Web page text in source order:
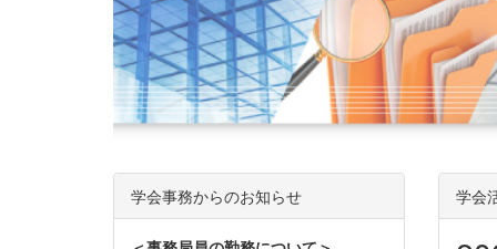
学会
学会事務からのお知らせ